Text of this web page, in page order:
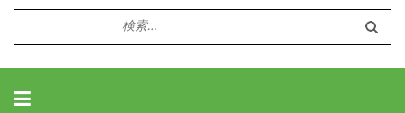
検
索: